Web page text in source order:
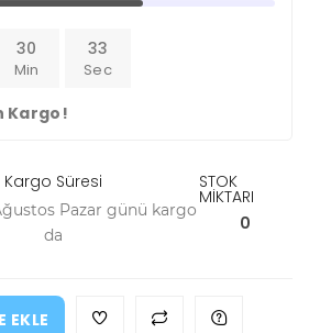
30
Min
32
Sec
Kargo!
Kargo Süresi
Pazar günü kargo
da
STOK
MİKTARI
0
EKLE